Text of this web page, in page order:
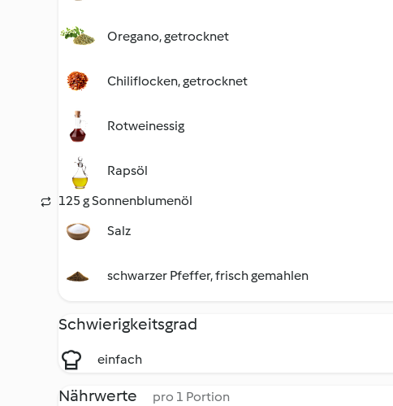
Oregano, getrocknet
Chiliflocken, getrocknet
Rotweinessig
Rapsöl
125 g Sonnenblumenöl
Salz
schwarzer Pfeffer, frisch gemahlen
Schwierigkeitsgrad
einfach
Nährwerte pro 1 Portion